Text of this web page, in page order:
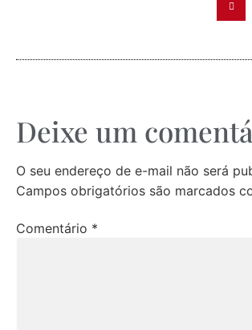
Deixe um
O seu endereço de e-mail não será
Campos obrigatórios são marcados
Comentário *